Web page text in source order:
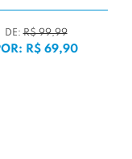
DE:R$ 99,99
R$ 69,90